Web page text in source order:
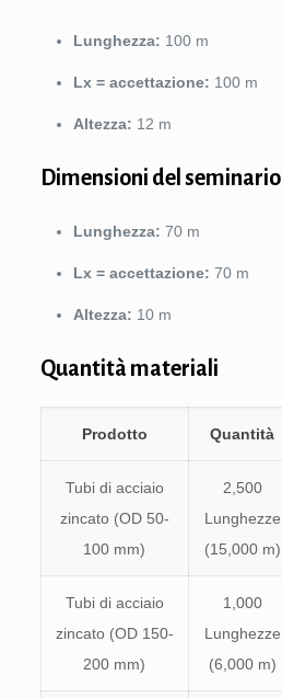
Lunghezza: 100 m
Lx = accettazione: 100 m
Altezza: 12 m
Dimensioni del seminario
Lunghezza: 70 m
Lx = accettazione: 70 m
Altezza: 10 m
Quantità materiali
Prodotto Quantità
Tubi di acciaio
zincato (OD 50-
100 mm)
2,500
Lunghezze
(15,000 m)
Tubi di acciaio
zincato (OD 150-
200 mm)
1,000
Lunghezze
(6,000 m)